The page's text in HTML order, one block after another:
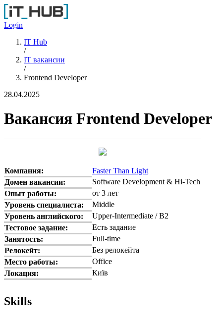
Перейти к основному содержанию
Login
IT Hub
/
IT вакансии
/
Frontend Developer
28.04.2025
Вакансия Frontend Developer
Компания:
Faster Than Light
Домен вакансии:
Software Development & Hi-Tech
Опыт работы:
от 3 лет
Уровень специалиста:
Middle
Уровень английского:
Upper-Intermediate / B2
Тестовое задание:
Есть задание
Занятость:
Full-time
Релокейт:
Без релокейта
Место работы:
Office
Локация:
Київ
Skills